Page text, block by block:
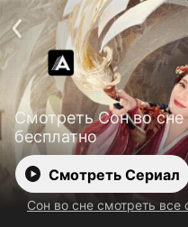
Смотреть Сон во сне
бесплатно
Смотреть Сериал
Сон во сне смотреть все
Поддержка:support@24h.tv
О сервисе
Политика
Открыть приложение
Установить на ТВ